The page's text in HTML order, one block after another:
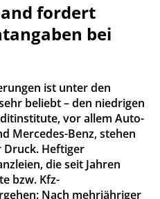
fordert
bei
ist unter den
beliebt – den niedrigen
vor allem Auto-
Mercedes-Benz, stehen
Druck. Heftiger
die seit Jahren
bzw. Kfz-
Nach mehrjähriger